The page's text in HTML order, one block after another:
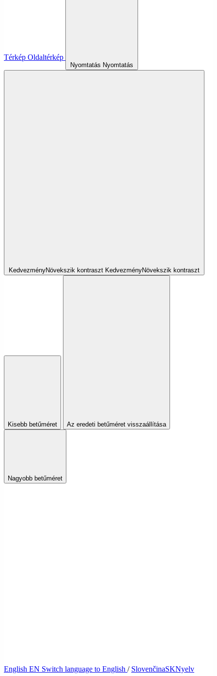
Térkép Oldaltérkép
Nyomtatás Nyomtatás
KedvezményNövekszik kontraszt KedvezményNövekszik kontraszt
Kisebb betűméret Az eredeti betűméret visszaállítása
Nagyobb betűméret
English EN Switch language to English / SlovenčinaSKNyelv